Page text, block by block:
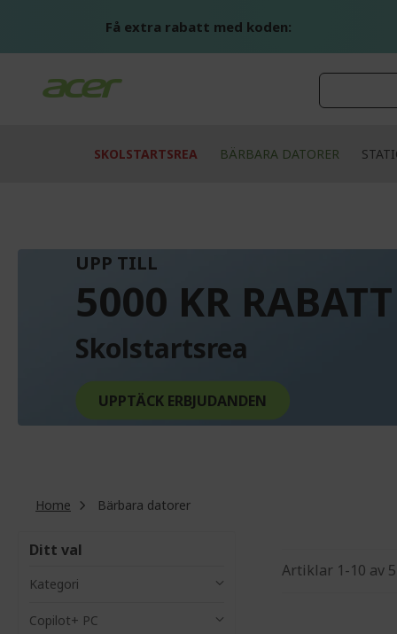
Få extra rabatt med koden:
SKOLSTARTSREA BÄRBARA DATORER
UPP TILL
5000 KR RABATT
Skolstartsrea
UPPTÄCK ERBJUDANDEN
Home Bärbara datorer
Artiklar 1-10 av
Ditt val
Kategori
Copilot+ PC